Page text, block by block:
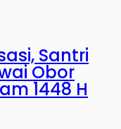
Santri
Obor
1448 H